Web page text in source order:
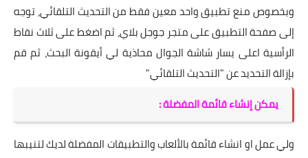
وبخصوص منع تطبيق واحد معين فقط من التحديث التلقائي، توجه
إلى صفحة التطبيق على متجر جوجل بلاي، ثم اضغط على ثلاث نقاط
الرأسية اعلى يسار شاشة الجوال محاذية لي أيقونة البحث، ثم قم
بإزالة التحديد عن "التحديث التلقائي"
يمكن إنشاء قائمة المفضلة :
ولي عمل او انشاء قائمة بالألعاب والتطبيقات المفضلة لديك لتنيبها